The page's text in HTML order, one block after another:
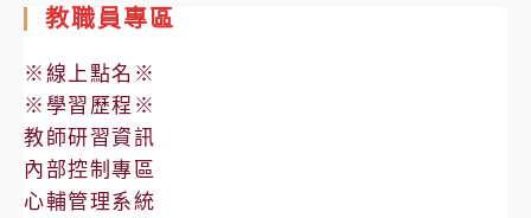
教職員專區
※線上點名※
※學習歷程※
教師研習資訊
內部控制專區
心輔管理系統